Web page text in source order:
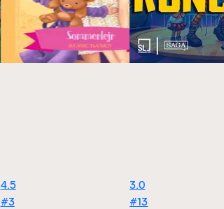
4.5
#3
3.0
#13